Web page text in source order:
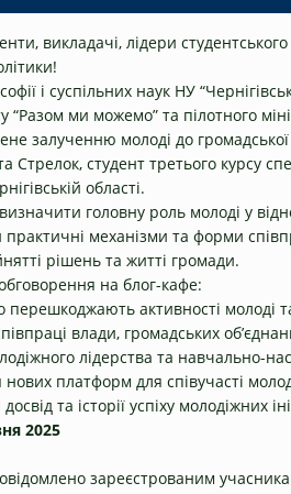
викладачі, лідери
і суспільних наук НУ
“Разом ми можемо” та пілотного
залученню молоді до громадської
Стрелок, студент третього курсу
області.
головну роль молоді у
механізми та форми
рішень та житті громади.
на блог-кафе:
активності молоді
влади, громадських
лідерства та навчально-
платформ для співучасті
та історії успіху молодіжних
2025
зареєстрованим